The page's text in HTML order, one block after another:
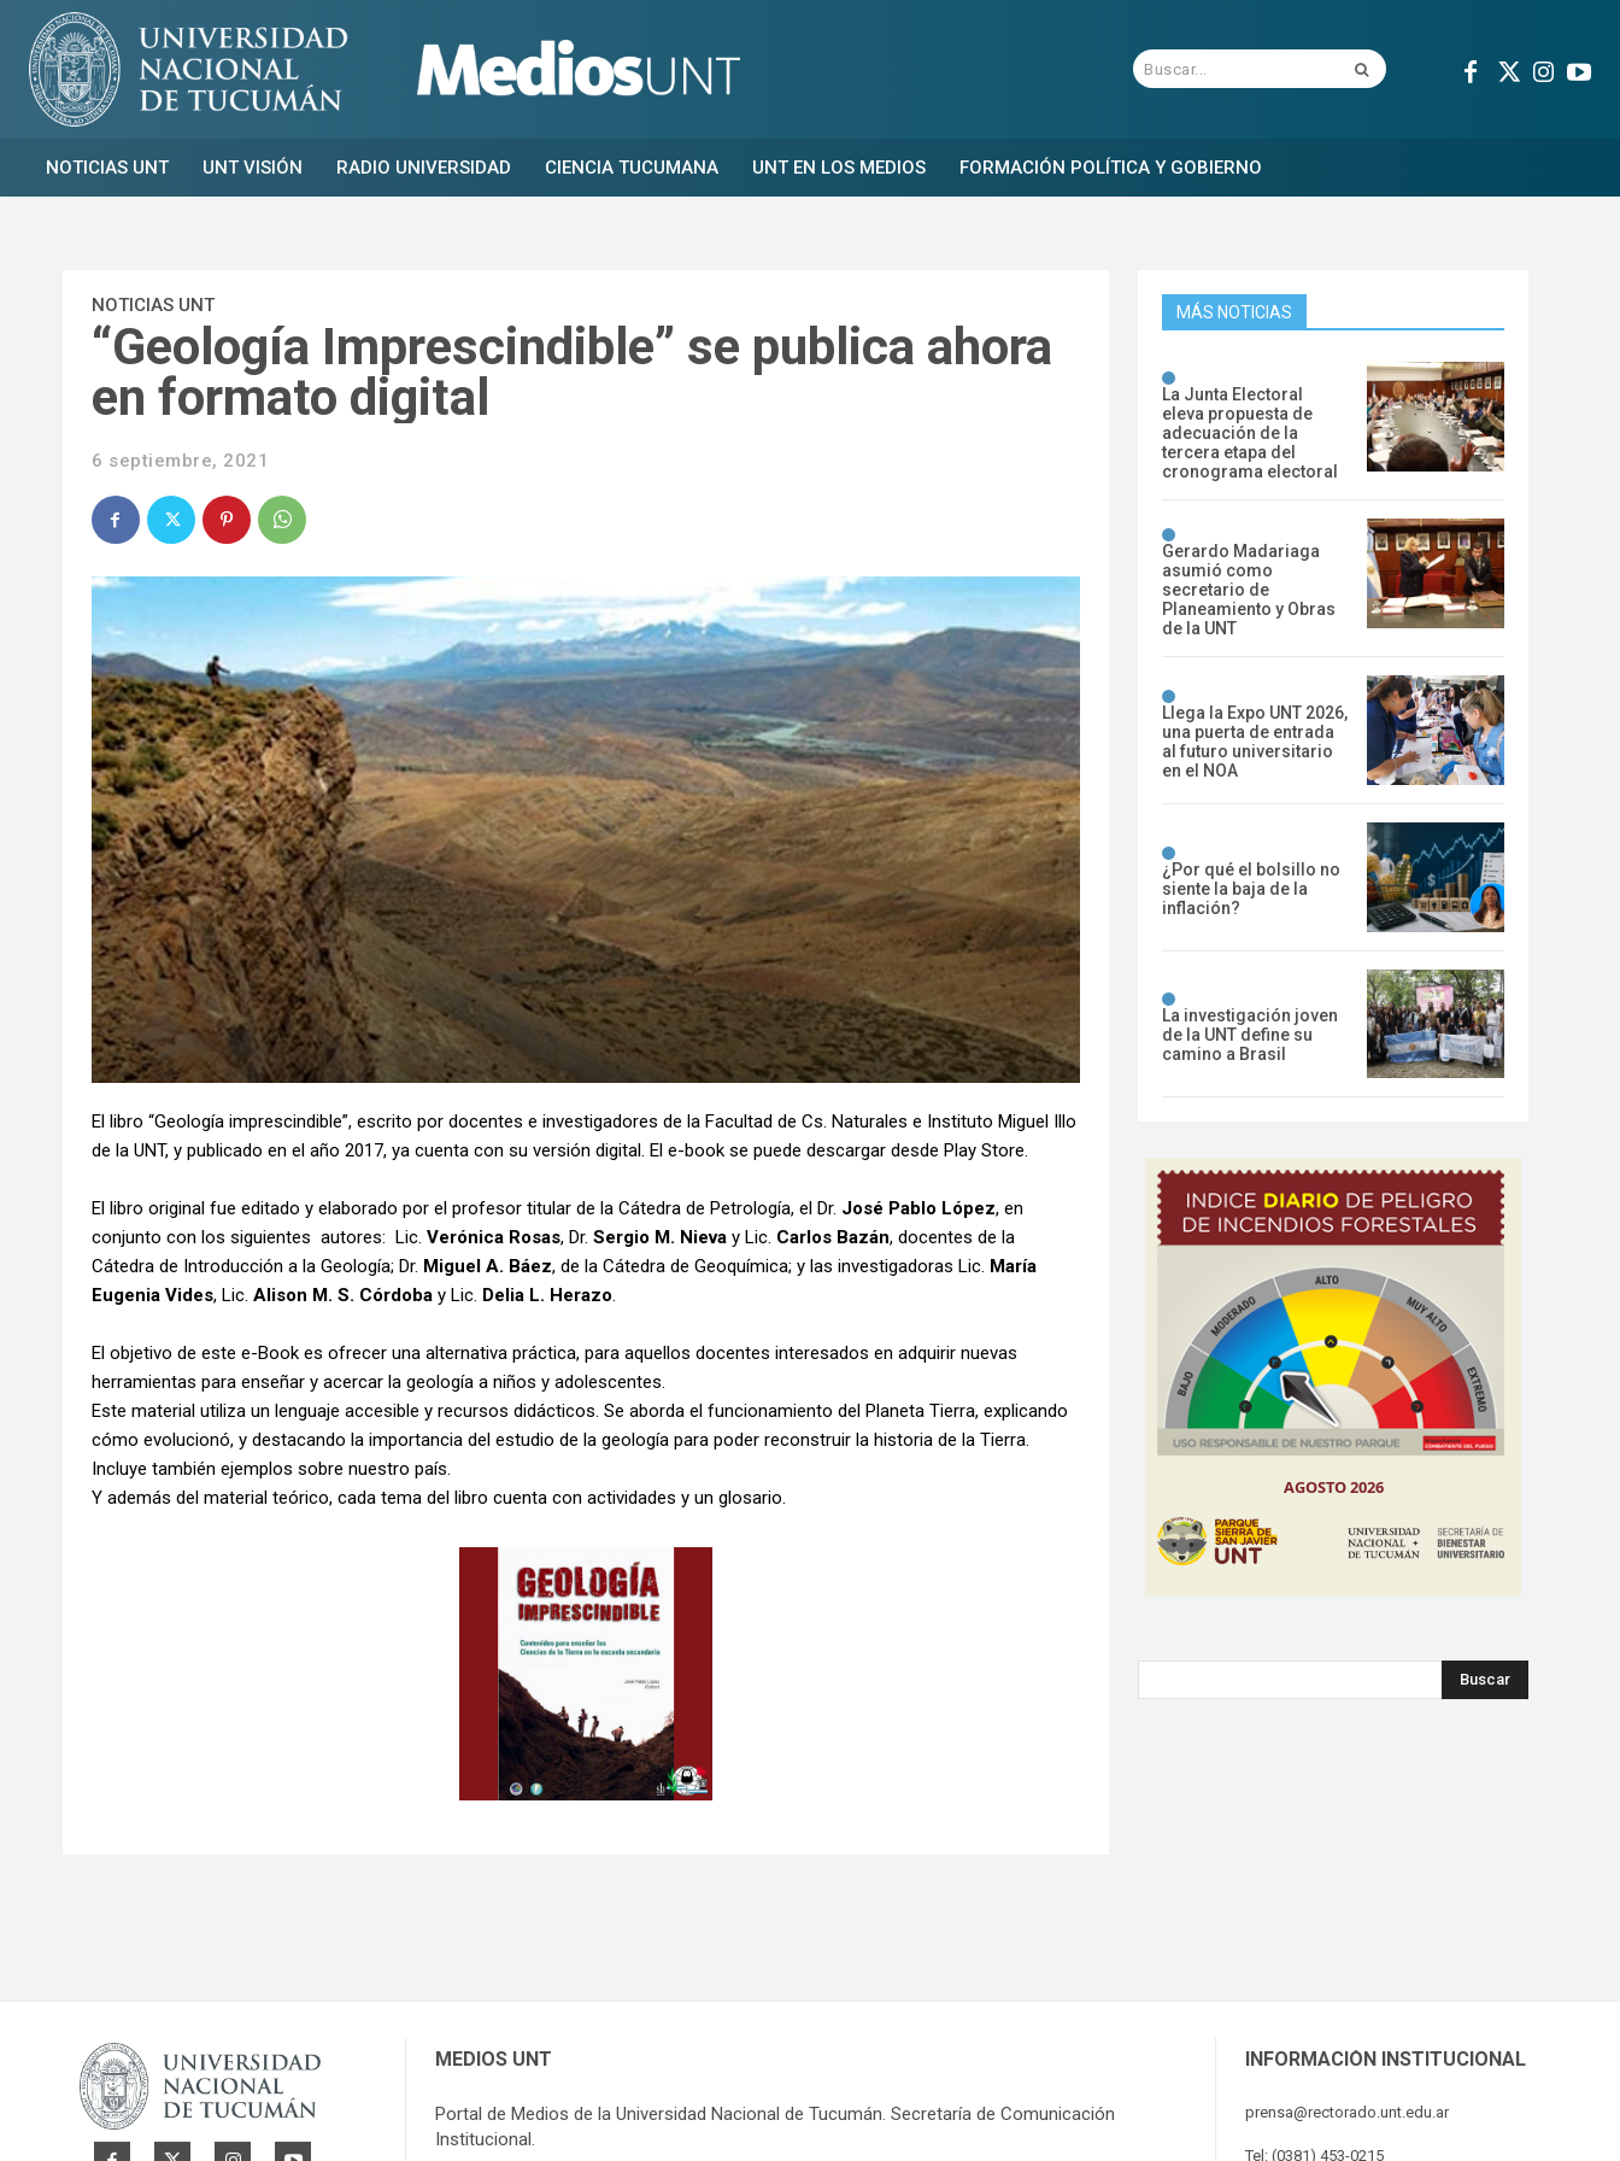
Buscar...
NOTICIAS UNT UNT VISIÓN RADIO UNIVERSIDAD CIENCIA TUCUMANA UNT EN LOS MEDIOS FORMACIÓN POLÍTICA Y GOBIERNO
NOTICIAS UNT
“Geología Imprescindible” se publica ahora
en formato digital
6 septiembre, 2021
El libro “Geología imprescindible”, escrito por docentes e investigadores de la Facultad de Cs. Naturales e Instituto Miguel Illo
de la UNT, y publicado en el año 2017, ya cuenta con su versión digital. El e-book se puede descargar desde Play Store.
El libro original fue editado y elaborado por el profesor titular de la Cátedra de Petrología, el Dr. José Pablo López, en
conjunto con los siguientes autores: Lic. Verónica Rosas, Dr. Sergio M. Nieva y Lic. Carlos Bazán, docentes de la
Cátedra de Introducción a la Geología; Dr. Miguel A. Báez, de la Cátedra de Geoquímica; y las investigadoras Lic. María
Eugenia Vides, Lic. Alison M. S. Córdoba y Lic. Delia L. Herazo.
El objetivo de este e-Book es ofrecer una alternativa práctica, para aquellos docentes interesados en adquirir nuevas
herramientas para enseñar y acercar la geología a niños y adolescentes.
Este material utiliza un lenguaje accesible y recursos didácticos. Se aborda el funcionamiento del Planeta Tierra, explicando
cómo evolucionó, y destacando la importancia del estudio de la geología para poder reconstruir la historia de la Tierra.
Incluye también ejemplos sobre nuestro país.
Y además del material teórico, cada tema del libro cuenta con actividades y un glosario.
MÁS NOTICIAS
La Junta Electoral
eleva propuesta de
adecuación de la
tercera etapa del
cronograma electoral
Gerardo Madariaga
asumió como
secretario de
Planeamiento y Obras
de la UNT
Llega la Expo UNT 2026,
una puerta de entrada
al futuro universitario
en el NOA
¿Por qué el bolsillo no
siente la baja de la
inflación?
La investigación joven
de la UNT define su
camino a Brasil
Buscar
MEDIOS UNT
Portal de Medios de la Universidad Nacional de Tucumán. Secretaría de Comunicación
Institucional.
INFORMACIÓN INSTITUCIONAL
prensa@rectorado.unt.edu.ar
Tel: (0381) 453-0215